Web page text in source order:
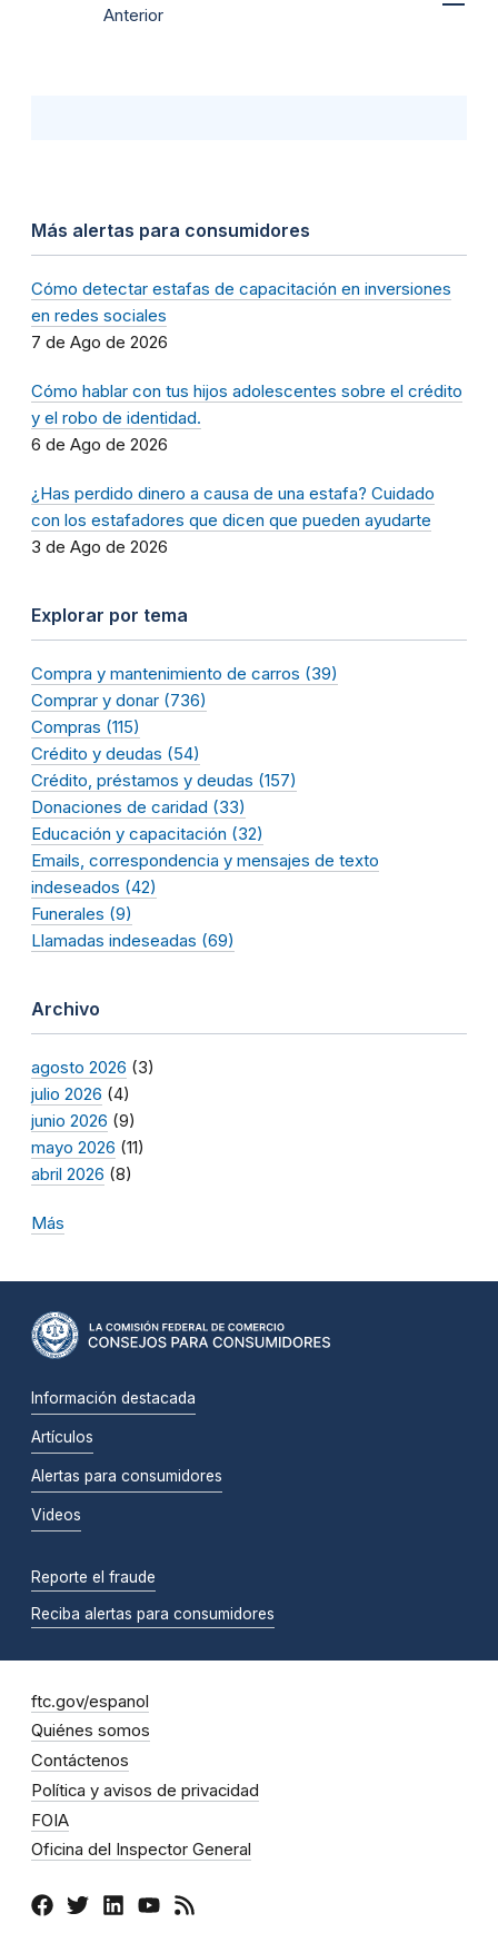
Anterior
Más alertas para consumidores
Cómo detectar estafas de capacitación en inversiones
en redes sociales
7 de Ago de 2026
Cómo hablar con tus hijos adolescentes sobre el crédito
y el robo de identidad.
6 de Ago de 2026
¿Has perdido dinero a causa de una estafa? Cuidado
con los estafadores que dicen que pueden ayudarte
3 de Ago de 2026
Explorar por tema
Compra y mantenimiento de carros (39)
Comprar y donar (736)
Compras (115)
Crédito y deudas (54)
Crédito, préstamos y deudas (157)
Donaciones de caridad (33)
Educación y capacitación (32)
Emails, correspondencia y mensajes de texto
indeseados (42)
Funerales (9)
Llamadas indeseadas (69)
Archivo
agosto 2026 (3)
julio 2026 (4)
junio 2026 (9)
mayo 2026 (11)
abril 2026 (8)
Más
Información destacada
Artículos
Alertas para consumidores
Videos
Reporte el fraude
Reciba alertas para consumidores
ftc.gov/espanol
Quiénes somos
Contáctenos
Política y avisos de privacidad
FOIA
Oficina del Inspector General